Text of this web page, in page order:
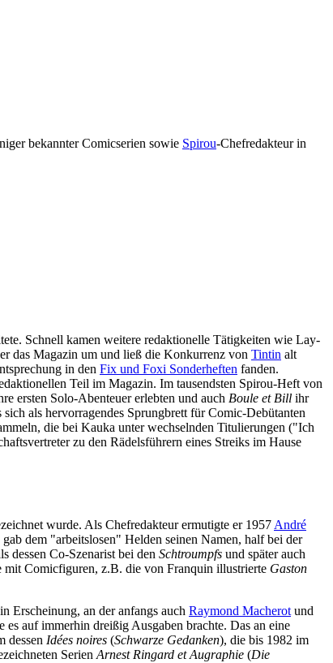
bekannter Comicserien sowie Spirou-Chefredakteur in
Schnell kamen weitere redaktionelle Tätigkeiten wie Lay-
das Magazin um und ließ die Konkurrenz von Tintin alt
in den Fix und Foxi Sonderheften fanden.
Teil im Magazin. Im tausendsten Spirou-Heft von
ersten Solo-Abenteuer erlebten und auch Boule et Bill ihr
als hervorragendes Sprungbrett für Comic-Debütanten
die bei Kauka unter wechselnden Titulierungen ("Ich
zu den Rädelsführern eines Streiks im Hause
wurde. Als Chefredakteur ermutigte er 1957 André
dem "arbeitslosen" Helden seinen Namen, half bei der
dessen Co-Szenarist bei den Schtroumpfs und später auch
mit Comicfiguren, z.B. die von Franquin illustrierte Gaston
in Erscheinung, an der anfangs auch Raymond Macherot und
auf immerhin dreißig Ausgaben brachte. Das an eine
dessen Idées noires (Schwarze Gedanken), die bis 1982 im
Serien Arnest Ringard et Augraphie (Die